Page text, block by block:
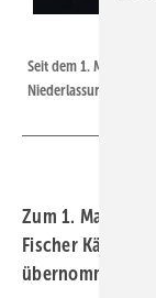
Seit dem 1. Mai 2025
Niederlassung
Zum 1. Mai 2025
Fischer Kälte-
übernommen.